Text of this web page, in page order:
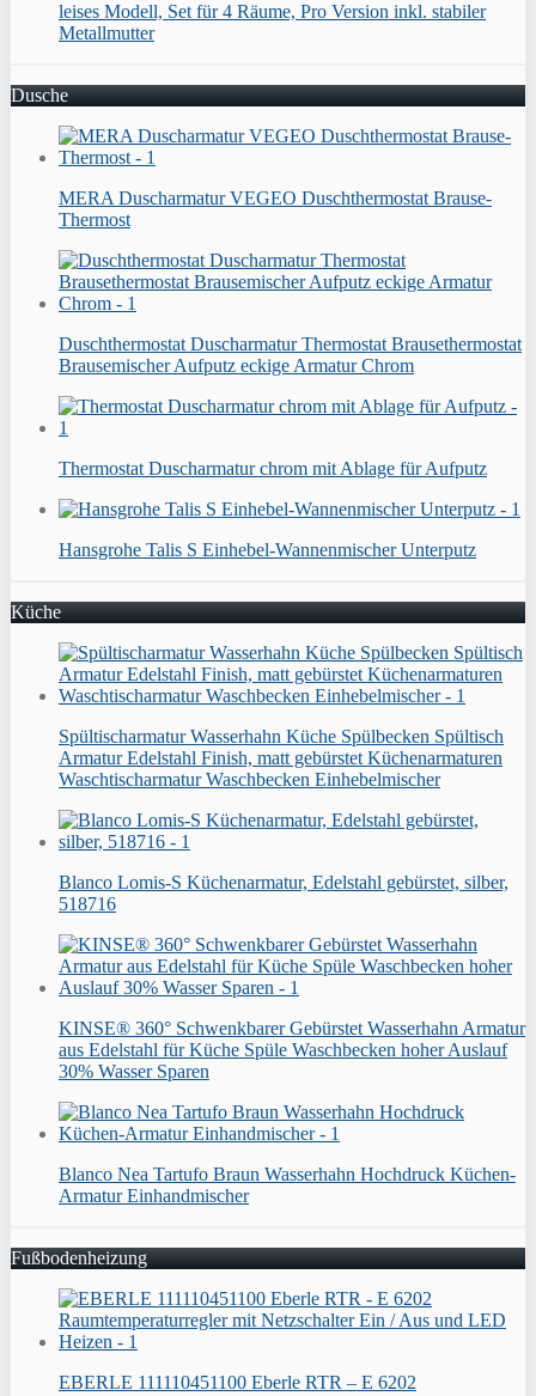
leises Modell, Set für 4 Räume, Pro Version inkl. stabiler
Metallmutter
Dusche
MERA Duscharmatur VEGEO Duschthermostat Brause-
Thermost
Duschthermostat Duscharmatur Thermostat Brausethermostat
Brausemischer Aufputz eckige Armatur Chrom
Thermostat Duscharmatur chrom mit Ablage für Aufputz
Hansgrohe Talis S Einhebel-Wannenmischer Unterputz
Küche
Spültischarmatur Wasserhahn Küche Spülbecken Spültisch
Armatur Edelstahl Finish, matt gebürstet Küchenarmaturen
Waschtischarmatur Waschbecken Einhebelmischer
Blanco Lomis-S Küchenarmatur, Edelstahl gebürstet, silber,
518716
KINSE® 360° Schwenkbarer Gebürstet Wasserhahn Armatur
aus Edelstahl für Küche Spüle Waschbecken hoher Auslauf
30% Wasser Sparen
Blanco Nea Tartufo Braun Wasserhahn Hochdruck Küchen-
Armatur Einhandmischer
Fußbodenheizung
EBERLE 111110451100 Eberle RTR – E 6202